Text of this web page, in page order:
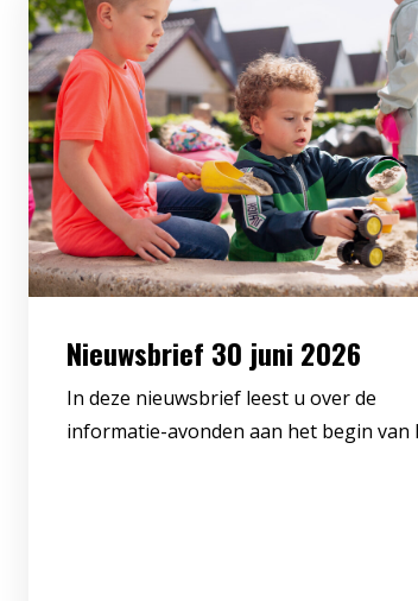
Nieuwsbrief 30 juni 2026
In deze nieuwsbrief leest u over de
informatie-avonden aan het begin van